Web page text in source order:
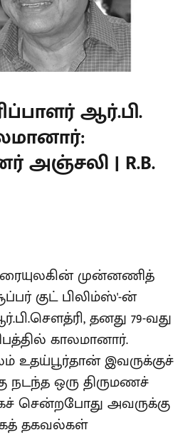
ஆர்.பி.
அஞ்சலி | R.B.
முன்னணித்
குட் பிலிம்ஸ்'-ன்
தனது 79-வது
காலமானார்.
உதய்பூர்தான் இவருக்குச்
ஒரு திருமணச்
சென்றபோது அவருக்கு
தகவல்கள்